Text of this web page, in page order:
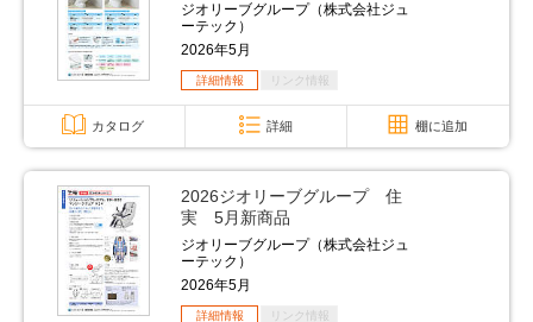
ジオリーブグループ（株式会社ジュ
ーテック）
2026年5月
詳細情報 リンク情報
カタログ 詳細 棚に追加
2026ジオリーブグループ 住
実 5月新商品
ジオリーブグループ（株式会社ジュ
ーテック）
2026年5月
詳細情報 リンク情報